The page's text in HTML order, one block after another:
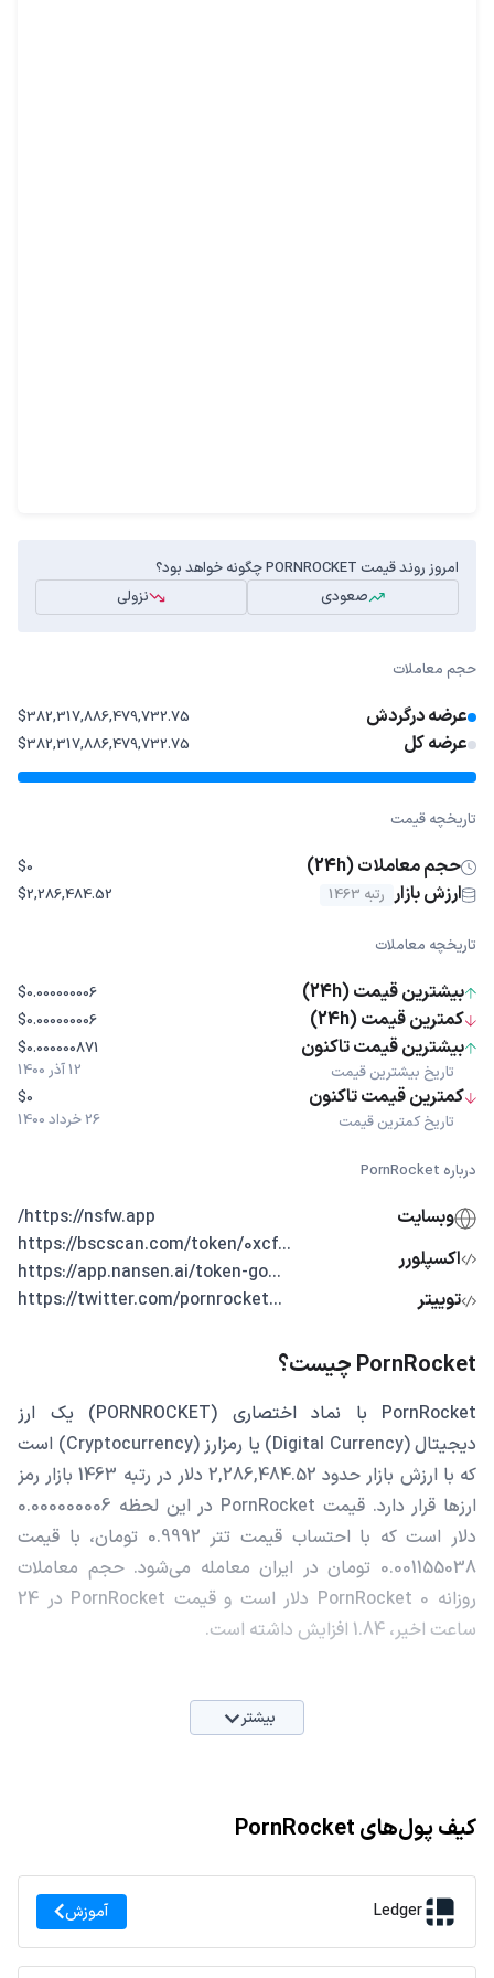
امروز روند قیمت PORNROCKET چگونه خواهد بود؟
صعودی
نزولی
حجم معاملات
عرضه درگردش $382,317,886,479,732.75
عرضه کل $382,317,886,479,732.75
تاریخچه قیمت
حجم معاملات (24h) $0
ارزش بازار رتبه 1463 $2,286,484.52
تاریخچه معاملات
بیشترین قیمت (24h) $0.000000006
کمترین قیمت (24h) $0.000000006
بیشترین قیمت تاکنون
تاریخ بیشترین قیمت
$0.000000871
12 آذر 1400
کمترین قیمت تاکنون
تاریخ کمترین قیمت
$0
26 خرداد 1400
درباره PornRocket
وبسایت
https://nsfw.app/
اکسپلورر
...https://bscscan.com/token/0xcf
...https://app.nansen.ai/token-go
توییتر
...https://twitter.com/pornrocket
PornRocket چیست؟
PornRocket با نماد اختصاری (PORNROCKET) یک ارز
دیجیتال (Digital Currency) یا رمزارز (Cryptocurrency) است
که با ارزش بازار حدود 2,286,484.52 دلار در رتبه 1463 بازار رمز
ارزها قرار دارد. قیمت PornRocket در این لحظه 0.000000006
دلار است که با احتساب قیمت تتر 0.9992 تومان، با قیمت
0.001155038 تومان در ایران معامله می‌شود. حجم معاملات
روزانه PornRocket 0 دلار است و قیمت PornRocket در 24
ساعت اخیر، 1.84 افزایش داشته است.
بیشتر
کیف پول‌های PornRocket
Ledger آموزش